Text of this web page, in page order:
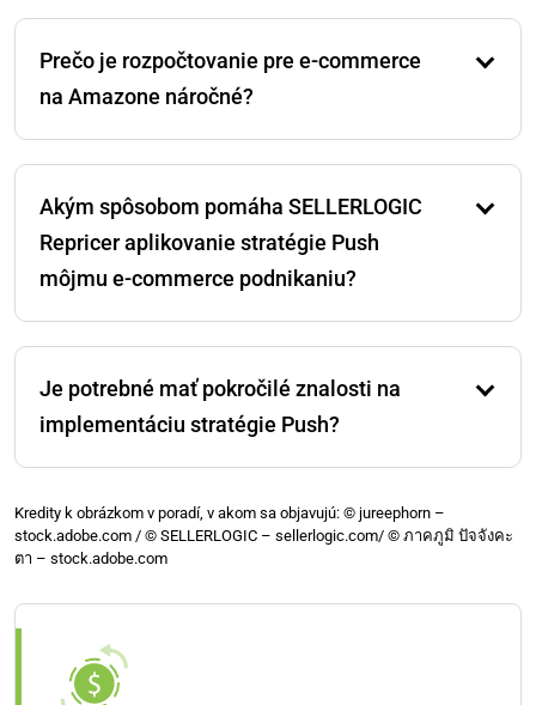
Prečo je rozpočtovanie pre e-commerce
na Amazone náročné?
znižujú ceny, a výdavky na reklamu. Tieto
obmedzenia robia nevyhnutným prijať dynamické
cenové stratégie, ako je SELLERLOGIC Repricer, aby sa
maximalizoval predaj bez nadmerného míňania.
Akým spôsobom pomáha SELLERLOGIC
Repricer aplikovanie stratégie Push
môjmu e-commerce podnikaniu?
kontrolované úpravy cien na základe predajných
míľnikov. To pomáha novým aj skúseným predajcom
v rámci pevného rozpočtu.
Je potrebné mať pokročilé znalosti na
implementáciu stratégie Push?
stratégie Push. Zahŕňa racionálne myslenie a určitý
čas na úpravu cien na základe meniacich sa trhových
faktorov. Stratégia sa môže aplikovať manuálne alebo
rozrastá.
Kredity k obrázkom v poradí, v akom sa objavujú: © jureephorn –
stock.adobe.com / © SELLERLOGIC – sellerlogic.com/ © ภาคภูมิ ปัจจังคะ
ตา – stock.adobe.com